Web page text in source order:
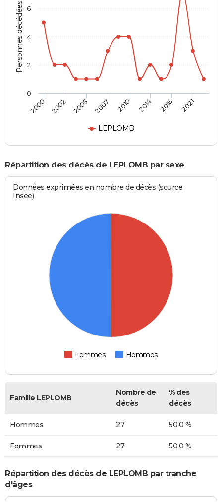
Personnes décédées
LEPLOMB
2000 2002 2005 2007 2010 2014 2016 2021
0
2
4
6
Répartition des décès de LEPLOMB par sexe
Données exprimées en nombre de décès (source :
Insee)
Femmes Hommes
Famille LEPLOMB
Nombre de
décès
% des
décès
Hommes 27 50,0 %
Femmes 27 50,0 %
Répartition des décès de LEPLOMB par tranche
d'âges